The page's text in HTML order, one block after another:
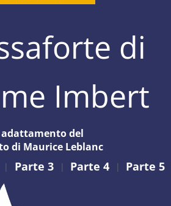
di
Imbert
adattamento del
di Maurice Leblanc
| Parte 3 | Parte 4 | Parte 5